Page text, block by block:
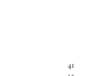
41